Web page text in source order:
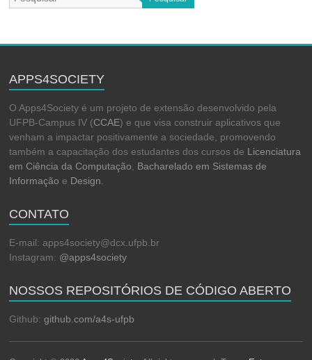
APPS4SOCIETY
O Apps4Society é um projeto de extensão desenvolvido pela
UFPB-Campus IV (CCAE) e que visa construir aplicativos que
venham a impactar positivamente a sociedade, promovendo
também a capacitação dos estudantes dos cursos de Licenciatura
em Ciência da Computação
Bacharelado em Sistemas de
Informação e Design
CONTATO
E-mail: apps4society@dcx.ufpb.br
Instagram: @apps4society
NOSSOS REPOSITÓRIOS DE CÓDIGO ABERTO
Github:github.com/a4s-ufpb